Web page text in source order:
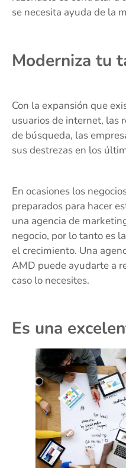
se necesita ayuda de la
Moderniza tu
Con la expansión que
usuarios de internet, las
de búsqueda, las
sus destrezas en los
En ocasiones los
preparados para hacer
una agencia de
negocio, por lo tanto es
el crecimiento. Una
AMD puede ayudarte a
caso lo necesites.
Es una